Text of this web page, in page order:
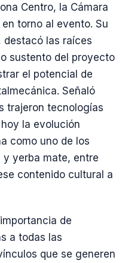
Centro, la Cámara
torno al evento. Su
destacó las raíces
sustento del proyecto
el potencial de
Señaló
trajeron tecnologías
la evolución
como uno de los
yerba mate, entre
contenido cultural a
de
a todas las
que se generen